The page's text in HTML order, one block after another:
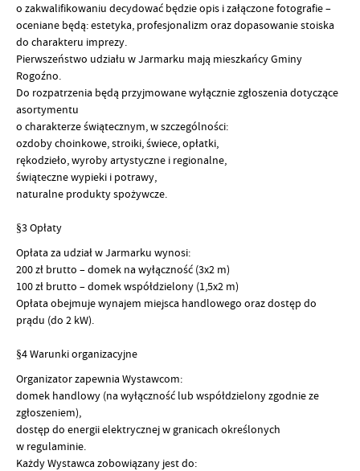
o zakwalifikowaniu decydować będzie opis i załączone fotografie –
oceniane będą: estetyka, profesjonalizm oraz dopasowanie stoiska
do charakteru imprezy.
Pierwszeństwo udziału w Jarmarku mają mieszkańcy Gminy
Rogoźno.
Do rozpatrzenia będą przyjmowane wyłącznie zgłoszenia dotyczące
asortymentu
o charakterze świątecznym, w szczególności:
ozdoby choinkowe, stroiki, świece, opłatki,
rękodzieło, wyroby artystyczne i regionalne,
świąteczne wypieki i potrawy,
naturalne produkty spożywcze.
§3 Opłaty
Opłata za udział w Jarmarku wynosi:
200 zł brutto – domek na wyłączność (3x2 m)
100 zł brutto – domek współdzielony (1,5x2 m)
Opłata obejmuje wynajem miejsca handlowego oraz dostęp do
prądu (do 2 kW).
§4 Warunki organizacyjne
Organizator zapewnia Wystawcom:
domek handlowy (na wyłączność lub współdzielony zgodnie ze
zgłoszeniem),
dostęp do energii elektrycznej w granicach określonych
w regulaminie.
Każdy Wystawca zobowiązany jest do: